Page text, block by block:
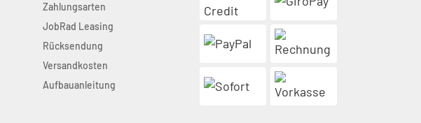
Zahlungsarten
JobRad Leasing
Rücksendung
Versandkosten
Aufbauanleitung